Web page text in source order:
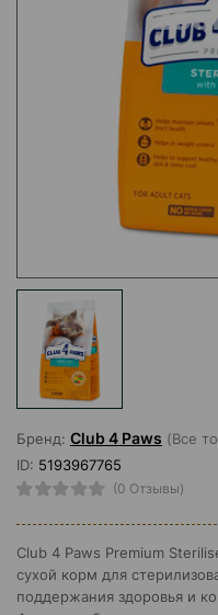
Бренд: Club 4 Paws (Все
ID: 5193967765
(0 Отзывы)
Club 4 Paws Premium
сухой корм для
поддержания здоровья и